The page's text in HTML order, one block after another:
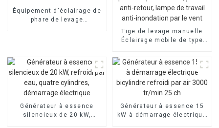
Équipement d'éclairage de
phare de levage
Tige de levage manuelle
Éclairage mobile de type
jambe anti-retour, lampe de
travail anti-inondation par
le vent
Générateur à essence
silencieux de 20 kW,
Générateur à essence 15
kW à démarrage électrique